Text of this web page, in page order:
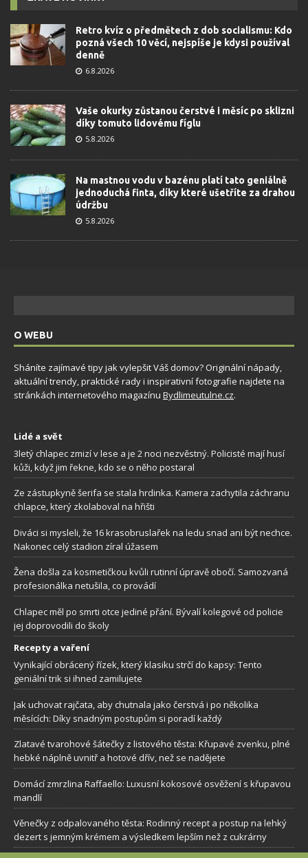
Retro kvíz o předmětech z dob socialismu: Kdo
pozná všech 10 věcí, nejspíše je kdysi používal
denně
6.8.2026
Vaše okurky zůstanou čerstvé i měsíc po sklizni
díky tomuto lidovému fíglu
5.8.2026
Na mastnou vodu v bazénu platí tato geniálně
jednoduchá finta, díky které ušetříte za drahou
údržbu
5.8.2026
O WEBU
Sháníte zajímavé tipy jak vylepšit Váš domov? Originální nápady,
aktuální trendy, praktické rady i inspirativní fotografie najdete na
stránkách internetového magazínu Bydlimeutulne.cz.
Lidé a svět
3letý chlapec zmizí v lese a je 2 noci nezvěstný. Policisté mají husí
kůži, když jim řekne, kdo se o něho postaral
Ze zástupkyně šerifa se stala hrdinka. Kamera zachytila záchranu
chlapce, který zkolaboval na hřišti
Diváci si mysleli, že 16 krasobruslařek na ledu snad ani být nechce.
Nakonec celý stadion zíral úžasem
Žena došla za kosmetičkou kvůli rutinní úpravě obočí. Samozvaná
profesionálka netušila, co provádí
Chlapec měl po smrti otce jediné přání. Bývalí kolegové od policie
jej doprovodili do školy
Recepty a vaření
Vynikající obrácený řízek, který klasiku strčí do kapsy: Tento
geniální trik si ihned zamilujete
Jak uchovat rajčata, aby chutnala jako čerstvá i po několika
měsících: Díky snadným postupům si poradí každý
Zlatavé tvarohové šátečky z listového těsta: Křupavé zvenku, plné
hebké náplně uvnitř a hotové dřív, než se nadějete
Domácí zmrzlina Raffaello: Luxusní kokosové osvěžení s křupavou
mandlí
Věnečky z odpalovaného těsta: Rodinný recept a postup na lehký
dezert s jemným krémem a výsledkem lepším než z cukrárny